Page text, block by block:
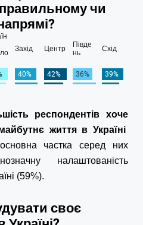
респондентів хоче
життя в Україні
частка серед них
налаштованість
(59%).